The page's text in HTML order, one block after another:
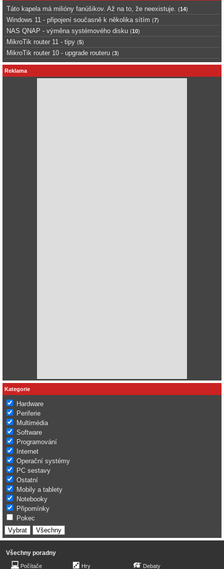
Táto kapela má milióny fanúšikov. Až na to, že neexistuje. (14)
Windows 11 - připojení současně k několika sítím (7)
NAS QNAP - výměna systémového disku (10)
MikroTik router 11 - tipy (5)
MikroTik router 10 - upgrade routeru (3)
Reklama
Kategorie
Hardware
Periferie
Multimédia
Software
Programování
Internet
Operační systémy
PC sestavy
Ostatní
Mobily a tablety
Notebooky
Připomínky
Pokec
Všechny poradny
Počítače Hry Debaty